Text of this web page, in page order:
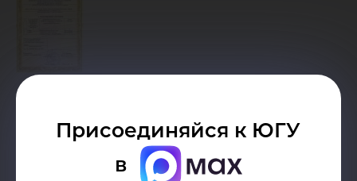
Присоединяйся к ЮГУ
в